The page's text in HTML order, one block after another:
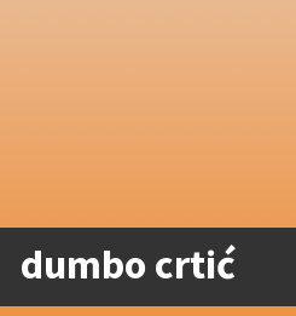
dumbo crtić